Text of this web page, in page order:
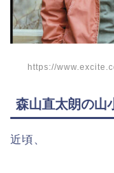
https://
森山直太朗の山
近頃、